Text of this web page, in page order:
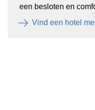
een besloten en
Vind een hotel